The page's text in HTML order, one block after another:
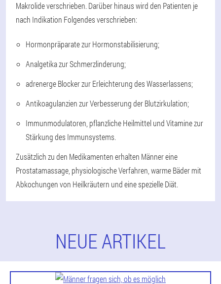
Makrolide verschrieben. Darüber hinaus wird den Patienten je
nach Indikation Folgendes verschrieben:
Hormonpräparate zur Hormonstabilisierung;
Analgetika zur Schmerzlinderung;
adrenerge Blocker zur Erleichterung des Wasserlassens;
Antikoagulanzien zur Verbesserung der Blutzirkulation;
Immunmodulatoren, pflanzliche Heilmittel und Vitamine zur
Stärkung des Immunsystems.
Zusätzlich zu den Medikamenten erhalten Männer eine
Prostatamassage, physiologische Verfahren, warme Bäder mit
Abkochungen von Heilkräutern und eine spezielle Diät.
NEUE ARTIKEL